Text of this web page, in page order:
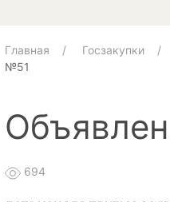
Главная Госзакупки
№51
694